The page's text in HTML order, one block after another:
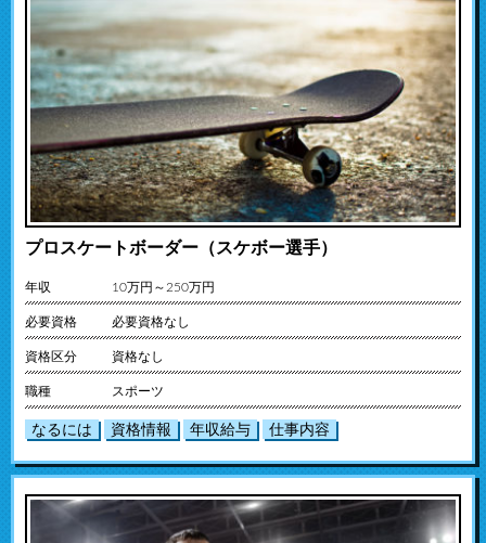
プロスケートボーダー（スケボー選手）
年収 10万円～250万円
必要資格 必要資格なし
資格区分 資格なし
職種 スポーツ
なるには 資格情報 年収給与 仕事内容